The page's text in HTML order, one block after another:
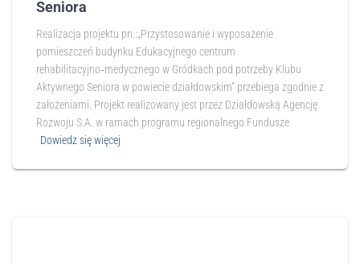
Seniora
Realizacja projektu pn.:„Przystosowanie i wyposażenie
pomieszczeń budynku Edukacyjnego centrum
rehabilitacyjno‑medycznego w Gródkach pod potrzeby Klubu
Aktywnego Seniora w powiecie działdowskim” przebiega zgodnie z
założeniami. Projekt realizowany jest przez Działdowską Agencję
Rozwoju S.A. w ramach programu regionalnego Fundusze
Dowiedz się więcej